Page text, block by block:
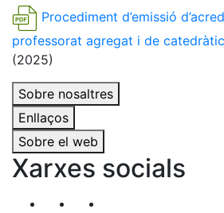
Procediment d’emissió
professorat agregat i de
(2025)
Sobre nosaltres
Enllaços
Sobre el web
Xarxes socials
Segueix-nos al nostre